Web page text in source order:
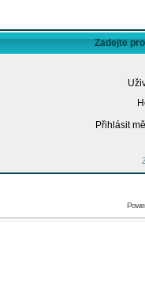
Zadejte
Přihlásit